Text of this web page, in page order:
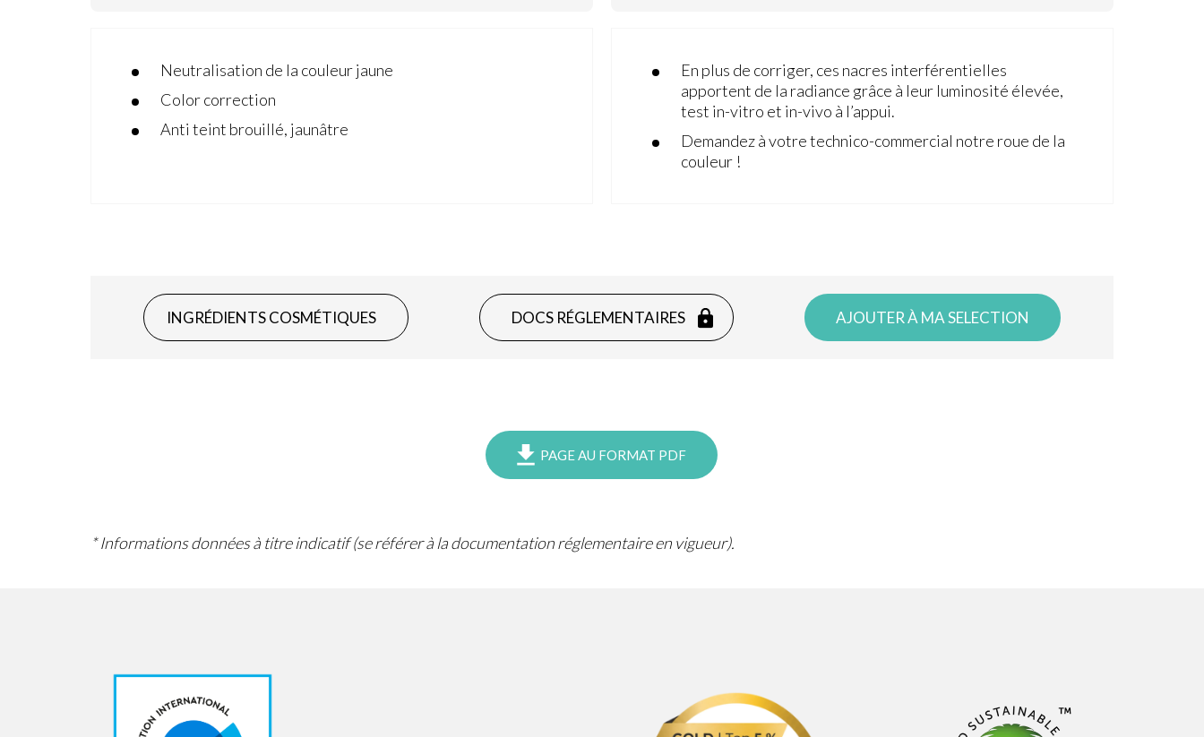
Neutralisation de la couleur jaune
Color correction
Anti teint brouillé, jaunâtre
En plus de corriger, ces nacres interférentielles
apportent de la radiance grâce à leur luminosité élevée,
test in-vitro et in-vivo à l’appui.
Demandez à votre technico-commercial notre roue de la
couleur !
INGRÉDIENTS COSMÉTIQUES DOCS RÉGLEMENTAIRES AJOUTER À MA SELECTION
PAGE AU FORMAT PDF
* Informations données à titre indicatif (se référer à la documentation réglementaire en vigueur).